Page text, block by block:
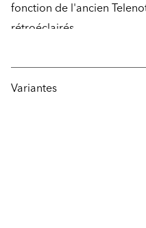
fonction de l'ancien
rétroéclairés.
Variantes